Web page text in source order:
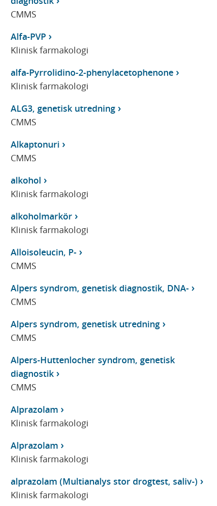
CMMS
Alfa-PVP
Klinisk farmakologi
alfa-Pyrrolidino-2-phenylacetophenone
Klinisk farmakologi
ALG3, genetisk utredning
CMMS
Alkaptonuri
CMMS
alkohol
Klinisk farmakologi
alkoholmarkör
Klinisk farmakologi
Alloisoleucin, P-
CMMS
Alpers syndrom, genetisk diagnostik, DNA-
CMMS
Alpers syndrom, genetisk utredning
CMMS
Alpers-Huttenlocher syndrom, genetisk
diagnostik
CMMS
Alprazolam
Klinisk farmakologi
Alprazolam
Klinisk farmakologi
alprazolam (Multianalys stor drogtest, saliv-)
Klinisk farmakologi